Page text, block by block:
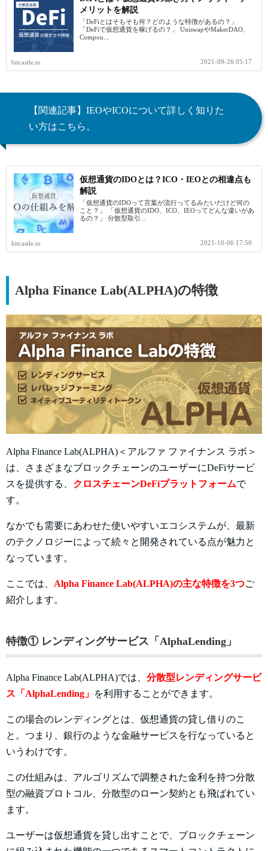
メリットを解説
「DeFiとはそもそも何？どのような特徴があるの？」
「DeFiで仮想通貨を稼げるの？」 UniswapやMakerDAO、
Compou...
bitcastle.io 2021-09-26 05:17
【関連記事】IEOやICOについて詳しく知りた
い方はこちら。
仮想通貨のIDOとは？ICO・IEOとの相違点も
解説
「仮想通貨のIDOって言葉が流行ってるみたいだけど何の
こと？」 「仮想通貨のIDO、ICO、IEOってどんな違いがあ
るの？」 分散型取引...
bitcastle.io 2021-10-06 17:50
Alpha Finance Lab(ALPHA)の特徴
Alpha Finance Lab(ALPHA)＜アルファ ファイナンス ラボ＞
は、さまざまなブロックチェーンのユーザーにDeFiサービ
スを提供する、 クロスチェーンDeFiプラットフォームで
す。
なかでも需要にあわせた使いやすいエコシステムが、最新
のテクノロジーによって続々と開発されている点が魅力と
なっています。
ここでは、 Alpha Finance Lab(ALPHA)の主な特徴を3つご
紹介します。
特徴① レンディングサービス「AlphaLending」
Alpha Finance Lab(ALPHA)では、 分散型レンディングサービ
ス「AlphaLending」 を利用することができます。
この場合のレンディングとは、仮想通貨の貸し借りのこ
と。つまり、銀行のような金融サービスを行なっていると
いうわけです。
この仕組みは、アルゴリズムで調整された金利を持つ分散
型の融資プロトコル、分散型のローン契約とも飛ばれてい
ます。
ユーザーは仮想通貨を貸し出すことで、ブロックチェーン